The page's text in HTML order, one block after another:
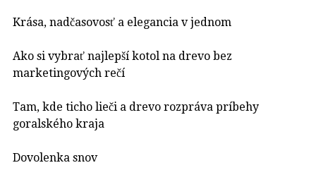
Krása, nadčasovosť a elegancia v jednom
Ako si vybrať najlepší kotol na drevo bez
marketingových rečí
Tam, kde ticho lieči a drevo rozpráva príbehy
goralského kraja
Dovolenka snov